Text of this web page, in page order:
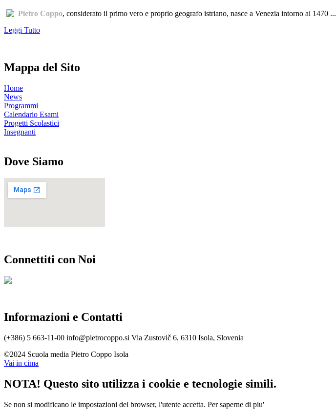
Pietro Coppo, considerato il primo vero e proprio geografo istriano, nasce a Venezia intorno al 1470 ...
Leggi Tutto
Mappa del Sito
Home
News
Programmi
Calendario Esami
Progetti Scolastici
Insegnanti
Dove Siamo
Connettiti con Noi
Informazioni e Contatti
(+386) 5 663-11-00 info@pietrocoppo.si Via Zustovič 6, 6310 Isola, Slovenia
©2024 Scuola media Pietro Coppo Isola
Vai in cima
NOTA! Questo sito utilizza i cookie e tecnologie simili.
Se non si modificano le impostazioni del browser, l'utente accetta. Per saperne di piu'